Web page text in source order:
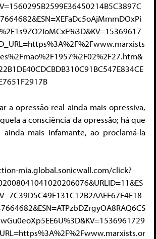
a opressão real ainda mais opressiva,
a consciência da opressão; há que
mais infamante, ao proclamá-la
mia.global.sonicwall.com/click?